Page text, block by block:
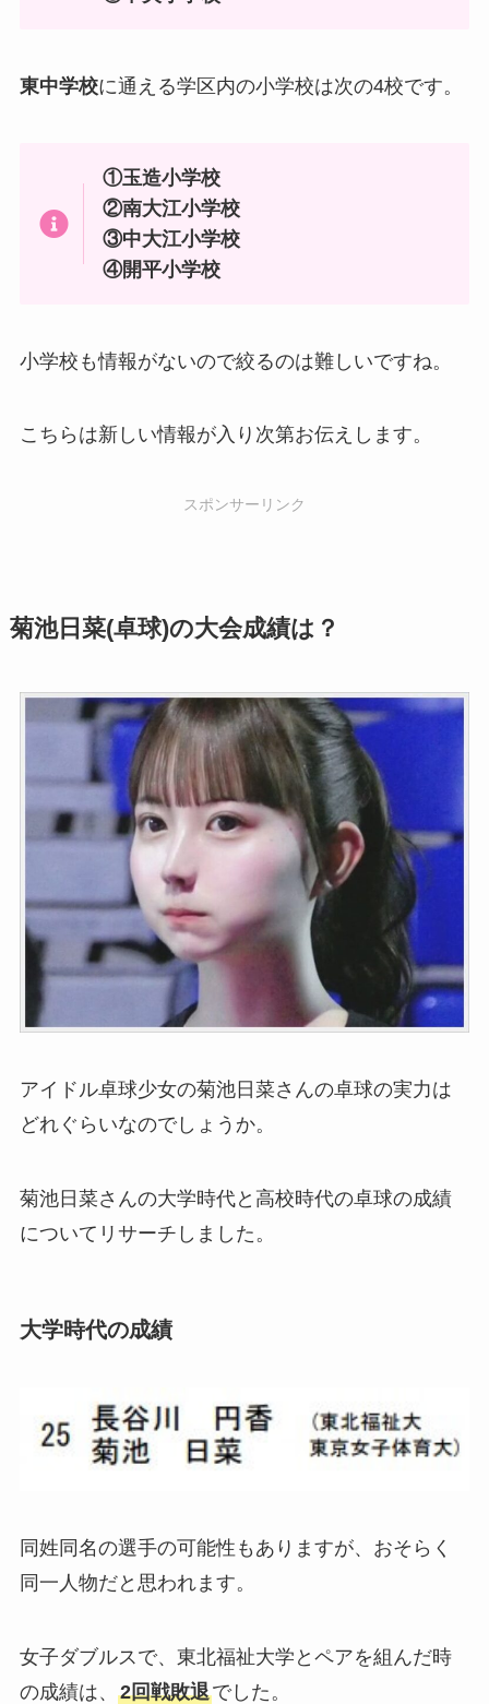
東中学校に通える学区内の小学校は次の4校です。
①玉造小学校
②南大江小学校
③中大江小学校
④開平小学校
小学校も情報がないので絞るのは難しいですね。
こちらは新しい情報が入り次第お伝えします。
スポンサーリンク
菊池日菜(卓球)の大会成績は？
アイドル卓球少女の菊池日菜さんの卓球の実力は
どれぐらいなのでしょうか。
菊池日菜さんの大学時代と高校時代の卓球の成績
についてリサーチしました。
大学時代の成績
同姓同名の選手の可能性もありますが、おそらく
同一人物だと思われます。
女子ダブルスで、東北福祉大学とペアを組んだ時
の成績は、 2回戦敗退でした。